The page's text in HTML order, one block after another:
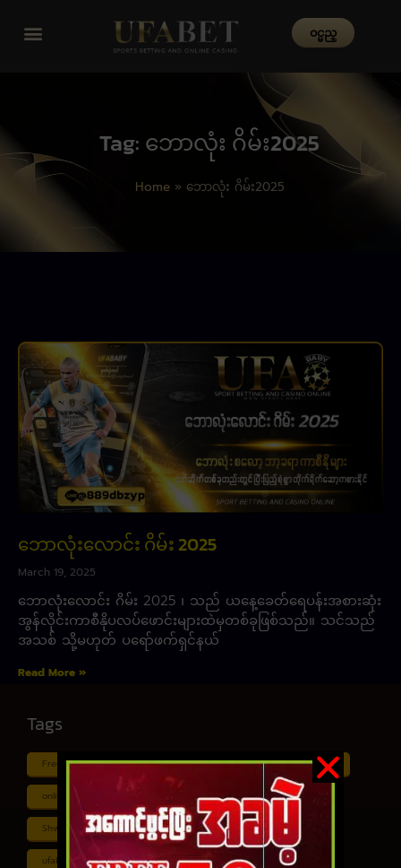
၀င္မည္
Tag: ဘောလုံး ဂိမ်း2025
Home» ဘောလုံး ဂိမ်း2025
ဘောလုံးလောင်း ဂိမ်း 2025
March 19, 2025
ဘောလုံးလောင်း ဂိမ်း 2025 ၊ သည် ယနေ့ခေတ်ရေပန်းအစားဆုံး
အွန်လိုင်းကာစီနိုပလပ်ဖောင်းများထဲမှတစ်ခုဖြစ်သည်။ သင်သည်
အသစ် သို့မဟုတ် ပရော်ဖက်ရှင်နယ်
Read More »
Tags
Free ငါး ပစ် ဂိမ်း Myanmar ကာစီနို Online ငါး ဂိမ်း apk
online ငါး ပစ် ဂိမ်းapp Shan Koe Mee ငါး ပစ် ဂိမ်း
Shwe ကာစီနို APK UFABET ufabet888
ufabet เข้าสู่ระบบ ကာစီနို app ကာစီနို ဂိမ်း